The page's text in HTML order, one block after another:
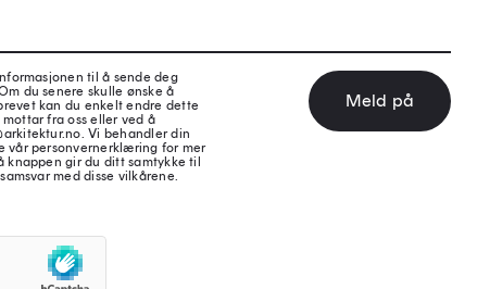
til å sende deg
du senere skulle ønske å
kan du enkelt endre dette
fra oss eller ved å
Vi behandler din
vår personvernerklæring for mer
knappen gir du ditt samtykke til
med disse vilkårene.
Meld på